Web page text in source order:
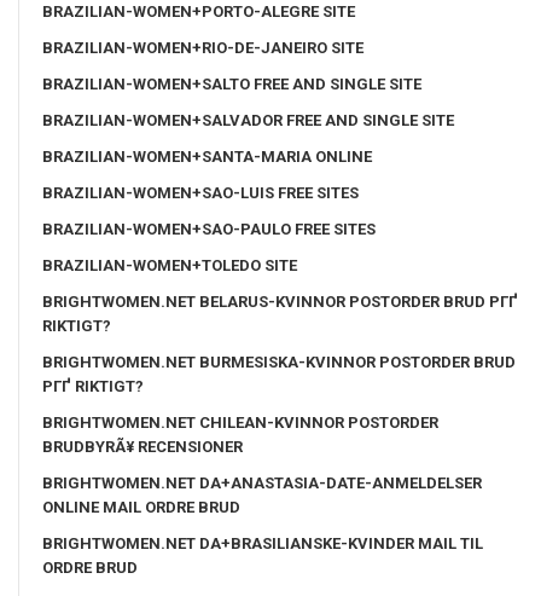
BRAZILIAN-WOMEN+PORTO-ALEGRE SITE
BRAZILIAN-WOMEN+RIO-DE-JANEIRO SITE
BRAZILIAN-WOMEN+SALTO FREE AND SINGLE SITE
BRAZILIAN-WOMEN+SALVADOR FREE AND SINGLE SITE
BRAZILIAN-WOMEN+SANTA-MARIA ONLINE
BRAZILIAN-WOMEN+SAO-LUIS FREE SITES
BRAZILIAN-WOMEN+SAO-PAULO FREE SITES
BRAZILIAN-WOMEN+TOLEDO SITE
BRIGHTWOMEN.NET BELARUS-KVINNOR POSTORDER BRUD PГҐ
RIKTIGT?
BRIGHTWOMEN.NET BURMESISKA-KVINNOR POSTORDER BRUD
PГҐ RIKTIGT?
BRIGHTWOMEN.NET CHILEAN-KVINNOR POSTORDER
BRUDBYRÃ¥ RECENSIONER
BRIGHTWOMEN.NET DA+ANASTASIA-DATE-ANMELDELSER
ONLINE MAIL ORDRE BRUD
BRIGHTWOMEN.NET DA+BRASILIANSKE-KVINDER MAIL TIL
ORDRE BRUD